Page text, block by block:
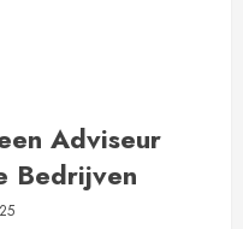
Adviseur
Bedrijven